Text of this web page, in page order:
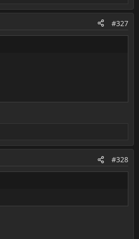
#327
#328